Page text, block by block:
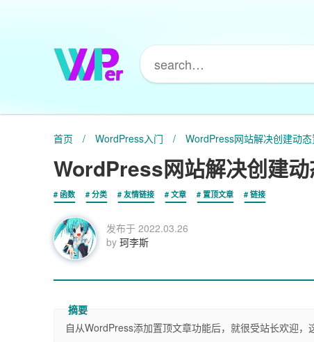
首页 / WordPress入门 / WordPress网站解决创建动
WordPress网站解决创建
函数 分类 友情链接 文章 置顶文章 链接
发布于 2022.03.26
by 珂李斯
自从WordPress添加置顶文章功能后，就很受站长欢迎